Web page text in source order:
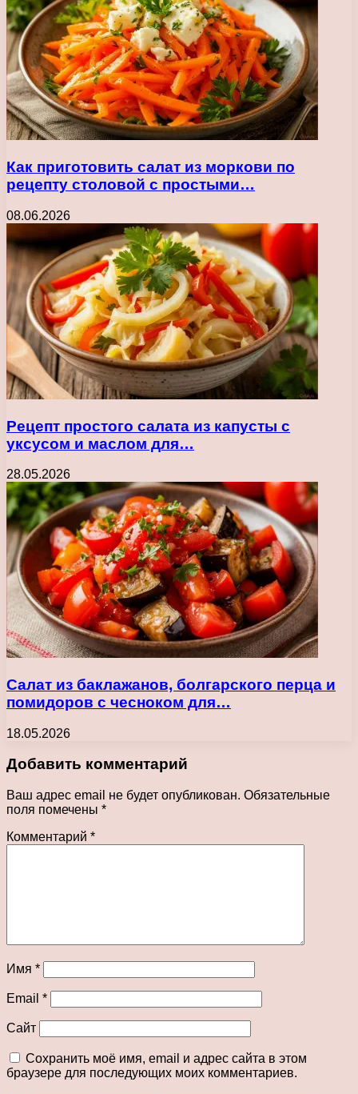
Как приготовить салат из моркови по
рецепту столовой с простыми…
08.06.2026
Рецепт простого салата из капусты с
уксусом и маслом для…
28.05.2026
Салат из баклажанов, болгарского перца и
помидоров с чесноком для…
18.05.2026
Добавить комментарий
Ваш адрес email не будет опубликован. Обязательные
поля помечены *
Комментарий *
Имя *
Email *
Сайт
Сохранить моё имя, email и адрес сайта в этом
браузере для последующих моих комментариев.